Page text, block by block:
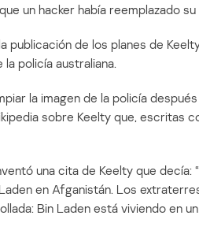
un hacker había reemplazado
publicación de los planes de
policía australiana.
la imagen de la policía
sobre Keelty que, escritas
una cita de Keelty que
en Afganistán. Los
Bin Laden está viviendo en